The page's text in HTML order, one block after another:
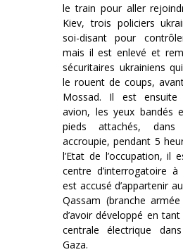
le train pour aller
Kiev, trois policiers
soi-disant pour
mais il est enlevé et
sécuritaires ukrainiens
le rouent de coups,
Mossad. Il est ensuite
avion, les yeux bandés
pieds attachés,
accroupie, pendant 5
l’Etat de l’occupation, il
centre d’interrogatoire
est accusé d’appartenir
Qassam (branche
d’avoir développé en tant
centrale électrique
Gaza.